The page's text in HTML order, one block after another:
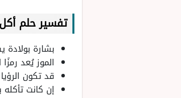
تفسير حلم
بشارة
الموز يُعد
قد تكون
إن كانت